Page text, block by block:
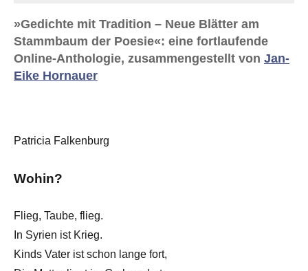
»Gedichte mit Tradition – Neue Blätter am
Stammbaum der Poesie«: eine fortlaufende
Online-Anthologie, zusammengestellt von Jan-
Eike Hornauer
Patricia Falkenburg
Wohin?
Flieg, Taube, flieg.
In Syrien ist Krieg.
Kinds Vater ist schon lange fort,